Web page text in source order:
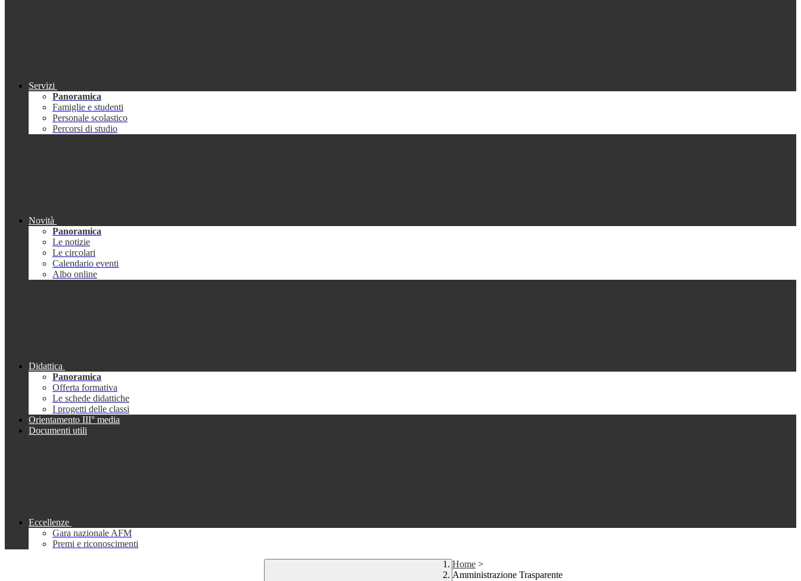
Servizi
Panoramica
Famiglie e studenti
Personale scolastico
Percorsi di studio
Novità
Panoramica
Le notizie
Le circolari
Calendario eventi
Albo online
Didattica
Panoramica
Offerta formativa
Le schede didattiche
I progetti delle classi
Orientamento III° media
Documenti utili
Eccellenze
Gara nazionale AFM
Premi e riconoscimenti
Home >
Amministrazione Trasparente